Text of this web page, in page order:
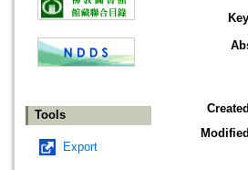
Tools
Export